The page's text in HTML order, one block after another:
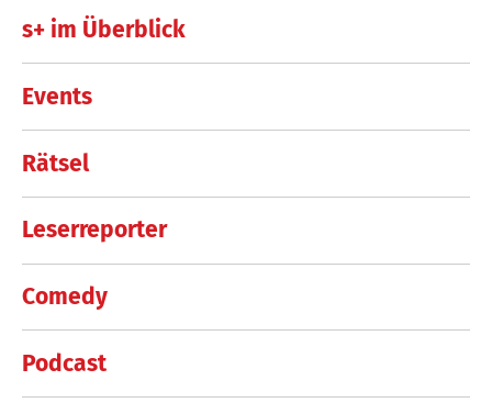
s+ im Überblick
Events
Rätsel
Leserreporter
Comedy
Podcast